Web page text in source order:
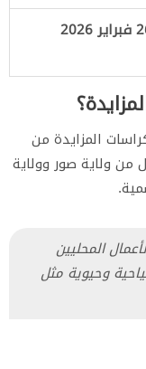
2026
المزايدة من
ولاية صور وولاية
المحليين
وحيوية مثل